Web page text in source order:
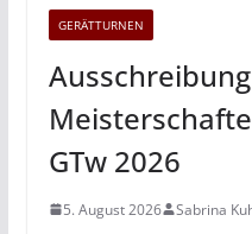
GERÄTTURNEN
GTw 2026
5. August 2026 Sabrina